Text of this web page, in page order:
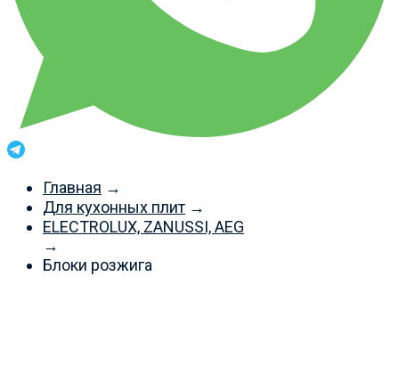
Главная →
Для кухонных плит →
ELECTROLUX, ZANUSSI, AEG
→
Блоки розжига